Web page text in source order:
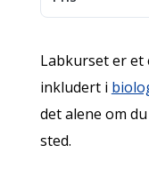
Labkurset er et
inkludert i
det alene om
sted.